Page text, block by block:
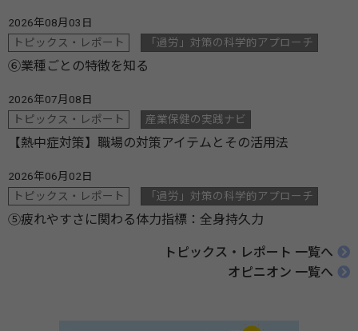
2026年08月03日
トピックス・レポート
「過労」対策の科学的アプローチ
⑥業種ごとの特徴を知る
2026年07月08日
トピックス・レポート
産業保健の実践ナビ
【熱中症対策】職場の対策アイテムとその活用法
2026年06月02日
トピックス・レポート
「過労」対策の科学的アプローチ
⑤疲れやすさに関わる体力指標：全身持久力
トピックス・レポート 一覧へ
オピニオン 一覧へ